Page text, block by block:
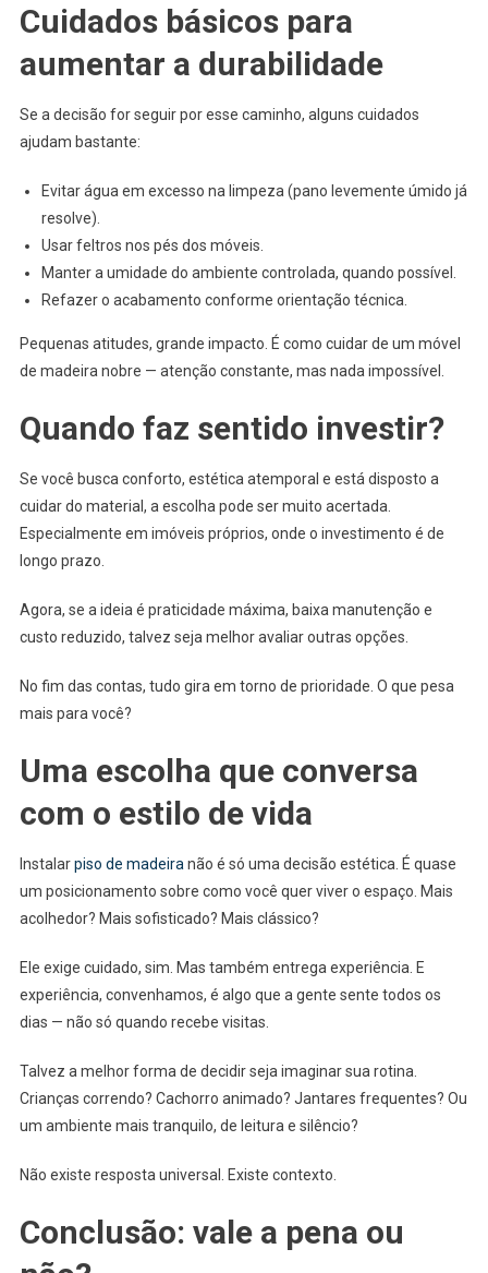
Cuidados básicos para
aumentar a durabilidade
Se a decisão for seguir por esse caminho, alguns cuidados
ajudam bastante:
Evitar água em excesso na limpeza (pano levemente úmido já
resolve).
Usar feltros nos pés dos móveis.
Manter a umidade do ambiente controlada, quando possível.
Refazer o acabamento conforme orientação técnica.
Pequenas atitudes, grande impacto. É como cuidar de um móvel
de madeira nobre — atenção constante, mas nada impossível.
Quando faz sentido investir?
Se você busca conforto, estética atemporal e está disposto a
cuidar do material, a escolha pode ser muito acertada.
Especialmente em imóveis próprios, onde o investimento é de
longo prazo.
Agora, se a ideia é praticidade máxima, baixa manutenção e
custo reduzido, talvez seja melhor avaliar outras opções.
No fim das contas, tudo gira em torno de prioridade. O que pesa
mais para você?
Uma escolha que conversa
com o estilo de vida
Instalarpiso de madeira não é só uma decisão estética. É quase
um posicionamento sobre como você quer viver o espaço. Mais
acolhedor? Mais sofisticado? Mais clássico?
Ele exige cuidado, sim. Mas também entrega experiência. E
experiência, convenhamos, é algo que a gente sente todos os
dias — não só quando recebe visitas.
Talvez a melhor forma de decidir seja imaginar sua rotina.
Crianças correndo? Cachorro animado? Jantares frequentes? Ou
um ambiente mais tranquilo, de leitura e silêncio?
Não existe resposta universal. Existe contexto.
Conclusão: vale a pena ou